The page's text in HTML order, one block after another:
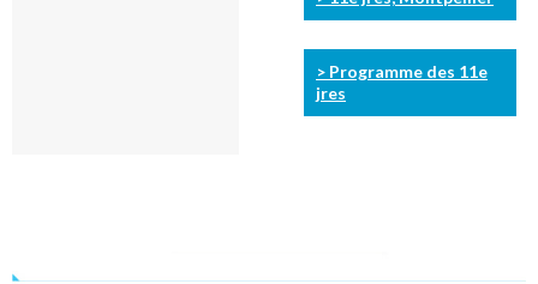
> Programme des 11e
jres